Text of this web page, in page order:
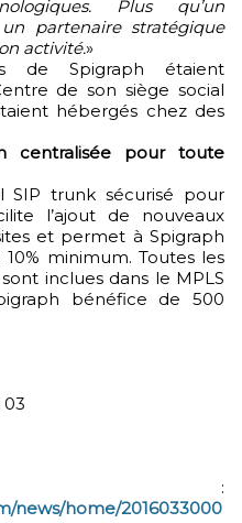
Plus qu’un
partenaire stratégique
activité.»
de Spigraph étaient
de son siège social
hébergés chez des
centralisée pour toute
SIP trunk sécurisé pour
l’ajout de nouveaux
et permet à Spigraph
minimum. Toutes les
inclues dans le MPLS
bénéfice de 500
03
:
news/home/2016033000